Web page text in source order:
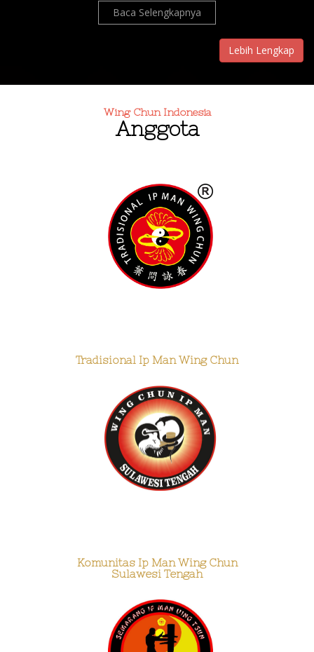
Baca Selengkapnya
Lebih Lengkap
Wing Chun Indonesia
Anggota
Tradisional Ip Man Wing Chun
Komunitas Ip Man Wing Chun
Sulawesi Tengah